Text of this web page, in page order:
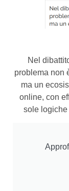
Nel
problema non
ma un
online, con
sole logiche